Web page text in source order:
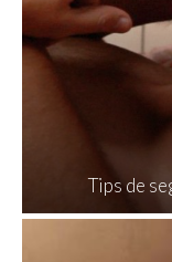
Tips de